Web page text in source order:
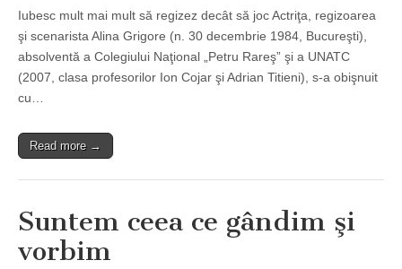
Iubesc mult mai mult să regizez decât să joc Actriţa, regizoarea
şi scenarista Alina Grigore (n. 30 decembrie 1984, Bucureşti),
absolventă a Colegiului Naţional „Petru Rareş” şi a UNATC
(2007, clasa profesorilor Ion Cojar şi Adrian Titieni), s-a obişnuit
cu…
Read more →
Suntem ceea ce gândim şi
vorbim